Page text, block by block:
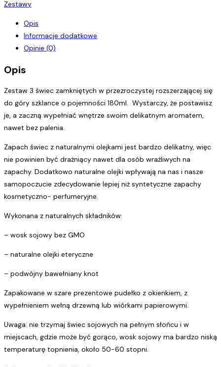
naturalnych
sojowych
Zestawy
Opis
Informacje dodatkowe
Opinie (0)
Opis
Zestaw 3 świec zamkniętych w przezroczystej rozszerzającej się
do góry szklance o pojemności 180ml. Wystarczy, że postawisz
je, a zaczną wypełniać wnętrze swoim delikatnym aromatem,
nawet bez palenia.
Zapach świec z naturalnymi olejkami jest bardzo delikatny, więc
nie powinien być drażniący nawet dla osób wrażliwych na
zapachy. Dodatkowo naturalne olejki wpływają na nas i nasze
samopoczucie zdecydowanie lepiej niż syntetyczne zapachy
kosmetyczno- perfumeryjne.
Wykonana z naturalnych składników:
– wosk sojowy bez GMO
– naturalne olejki eteryczne
– podwójny bawełniany knot
Zapakowane w szare prezentowe pudełko z okienkiem, z
wypełnieniem wełną drzewną lub wiórkami papierowymi.
Uwaga: nie trzymaj świec sojowych na pełnym słońcu i w
miejscach, gdzie może być gorąco, wosk sojowy ma bardzo niską
temperaturę topnienia, około 50-60 stopni.